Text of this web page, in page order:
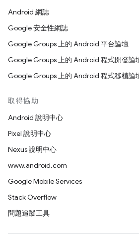
Android 網誌
Google 安全性網誌
Google Groups 上的 Android 平台論壇
Google Groups 上的 Android 程式開發論
Google Groups 上的 Android 程式移植論
取得協助
Android 說明中心
Pixel 說明中心
Nexus 說明中心
www.android.com
Google Mobile Services
Stack Overflow
問題追蹤工具